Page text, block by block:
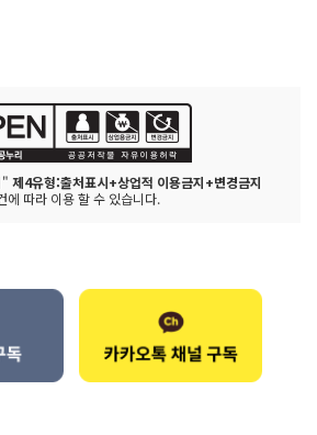
" 제4유형:출처표시+상업적 이용금지+변경금지
에 따라 이용 할 수 있습니다.